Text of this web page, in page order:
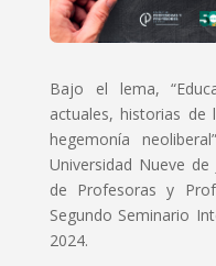
Bajo el lema,
actuales, historias de
hegemonía
Universidad Nueve
de Profesoras y
Segundo Seminario
2024.